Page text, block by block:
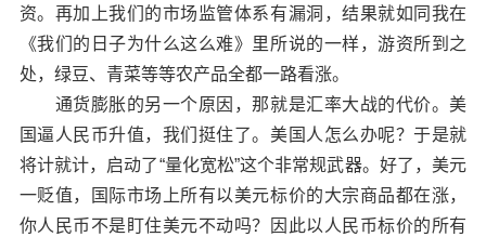
资。再加上我们的市场监管体系有漏洞，结果就如同我在
《我们的日子为什么这么难》里所说的一样，游资所到之
处，绿豆、青菜等等农产品全都一路看涨。
通货膨胀的另一个原因，那就是汇率大战的代价。美
国逼人民币升值，我们挺住了。美国人怎么办呢？于是就
将计就计，启动了“量化宽松”这个非常规武器。好了，美元
一贬值，国际市场上所有以美元标价的大宗商品都在涨，
你人民币不是盯住美元不动吗？因此以人民币标价的所有